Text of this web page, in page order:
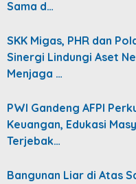
Sama d…
SKK Migas, PHR dan
Sinergi Lindungi Aset
Menjaga …
PWI Gandeng AFPI
Keuangan, Edukasi
Terjebak…
Bangunan Liar di Atas